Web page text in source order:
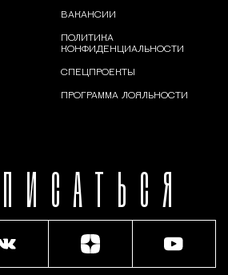
ВАКАНСИИ
ПОЛИТИКА
КОНФИДЕНЦИАЛЬНОСТИ
СПЕЦПРОЕКТЫ
ПРОГРАММА ЛОЯЛЬНОСТИ